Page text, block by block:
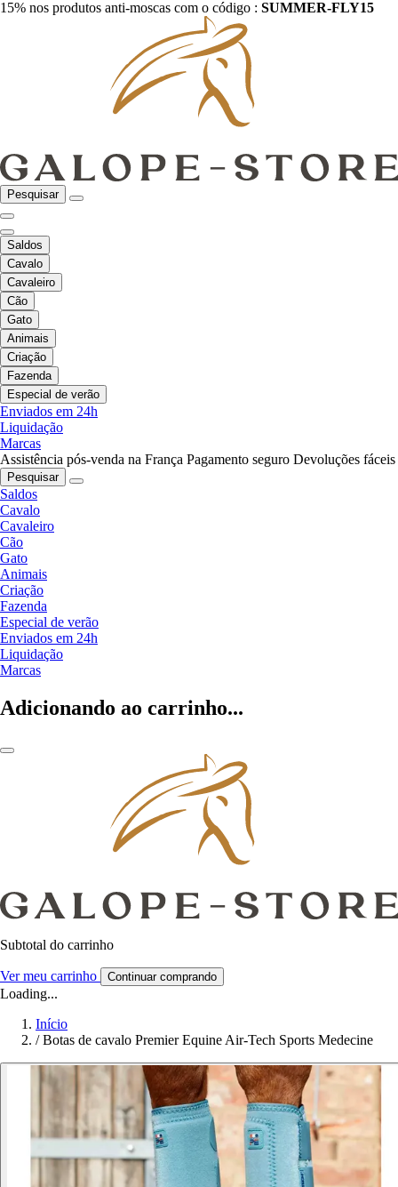
15% nos produtos anti-moscas com o código : SUMMER-FLY15
Pesquisar
Saldos
Cavalo
Cavaleiro
Cão
Gato
Animais
Criação
Fazenda
Especial de verão
Enviados em 24h
Liquidação
Marcas
Assistência pós-venda na França Pagamento seguro Devoluções fáceis
Pesquisar
Saldos
Cavalo
Cavaleiro
Cão
Gato
Animais
Criação
Fazenda
Especial de verão
Enviados em 24h
Liquidação
Marcas
Adicionando ao carrinho...
Subtotal do carrinho
Ver meu carrinho Continuar comprando
Loading...
Início
/ Botas de cavalo Premier Equine Air-Tech Sports Medecine